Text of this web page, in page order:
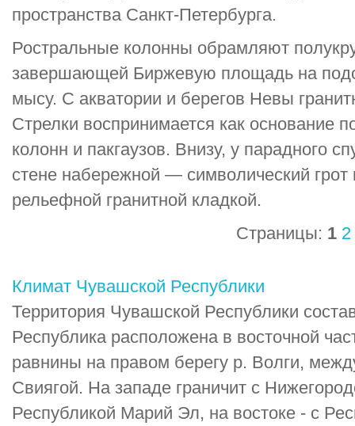
пространства Санкт-Петербурга.
Ростральные колонны обрамляют
завершающей Биржевую площадь на
мысу. С акватории и берегов Невы
Стрелки воспринимается как основание
колонн и пакгаузов. Внизу, у парадного
стене набережной — символический
рельефной гранитной кладкой.
Страницы: 1 2
Климат Чувашской Республики
Территория Чувашской Республики
Республика расположена в восточной
равнины на правом берегу р. Волги,
Свиягой. На западе граничит с
Республикой Марий Эл, на востоке - с